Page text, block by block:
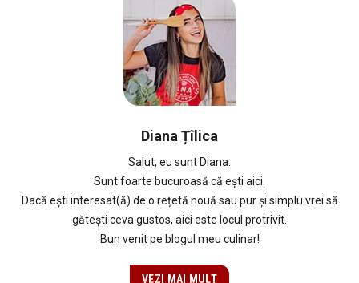
Diana Țîlica
Salut, eu sunt Diana.
Sunt foarte bucuroasă că ești aici.
Dacă ești interesat(ă) de o rețetă nouă sau pur și simplu vrei să
gătești ceva gustos, aici este locul protrivit.
Bun venit pe blogul meu culinar!
VEZI MAI MULT